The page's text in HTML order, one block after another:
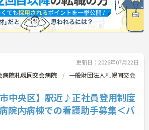
更新日：2026年07月22日
病院札幌同交会病院
一般財団法人札幌同交会
市中央区】駅近♪正社員登用制度
院内病棟での看護助手募集＜パ